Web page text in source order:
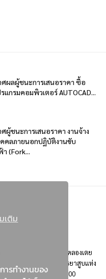
เติม
ารทำงานของ
ศผลผู้ชนะการเสนอราคา ซื้อ
แกรมคอมพิวเตอร์ AUTOCAD...
ผู้ชนะการเสนอราคา งานจ้าง
คคลภายนอกปฏิบัติงานขับ
(Fork...
ที่ 4 แขวงคลองเตย เขตคลองเตย
ติดต่อประชาสัมพันธ์ การยาสูบแห่ง
center โทร. 0-2229-1000